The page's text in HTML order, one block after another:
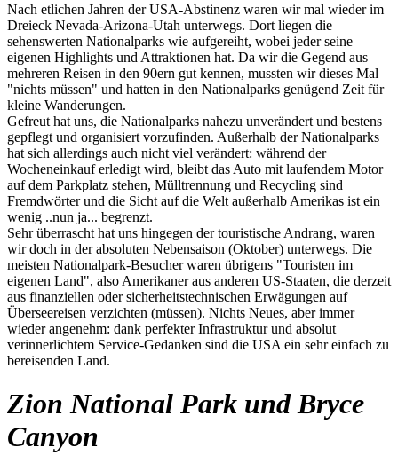
Nach etlichen Jahren der USA-Abstinenz waren wir mal wieder im
Dreieck Nevada-Arizona-Utah unterwegs. Dort liegen die
sehenswerten Nationalparks wie aufgereiht, wobei jeder seine
eigenen Highlights und Attraktionen hat. Da wir die Gegend aus
mehreren Reisen in den 90ern gut kennen, mussten wir dieses Mal
"nichts müssen" und hatten in den Nationalparks genügend Zeit für
kleine Wanderungen.
Gefreut hat uns, die Nationalparks nahezu unverändert und bestens
gepflegt und organisiert vorzufinden. Außerhalb der Nationalparks
hat sich allerdings auch nicht viel verändert: während der
Wocheneinkauf erledigt wird, bleibt das Auto mit laufendem Motor
auf dem Parkplatz stehen, Mülltrennung und Recycling sind
Fremdwörter und die Sicht auf die Welt außerhalb Amerikas ist ein
wenig ..nun ja... begrenzt.
Sehr überrascht hat uns hingegen der touristische Andrang, waren
wir doch in der absoluten Nebensaison (Oktober) unterwegs. Die
meisten Nationalpark-Besucher waren übrigens "Touristen im
eigenen Land", also Amerikaner aus anderen US-Staaten, die derzeit
aus finanziellen oder sicherheitstechnischen Erwägungen auf
Überseereisen verzichten (müssen). Nichts Neues, aber immer
wieder angenehm: dank perfekter Infrastruktur und absolut
verinnerlichtem Service-Gedanken sind die USA ein sehr einfach zu
bereisenden Land.
Zion National Park und Bryce
Canyon